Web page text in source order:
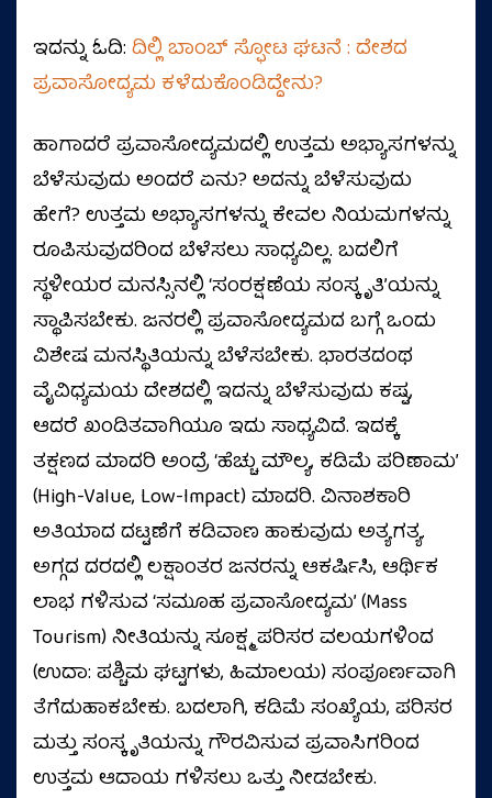
ಇದನ್ನು ಓದಿ:ದಿಲ್ಲಿ ಬಾಂಬ್ ಸ್ಫೋಟ ಘಟನೆ : ದೇಶದ
ಪ್ರವಾಸೋದ್ಯಮ ಕಳೆದುಕೊಂಡಿದ್ದೇನು?
ಹಾಗಾದರೆ ಪ್ರವಾಸೋದ್ಯಮದಲ್ಲಿ ಉತ್ತಮ ಅಭ್ಯಾಸಗಳನ್ನು
ಬೆಳೆಸುವುದು ಅಂದರೆ ಏನು? ಅದನ್ನು ಬೆಳೆಸುವುದು
ಹೇಗೆ? ಉತ್ತಮ ಅಭ್ಯಾಸಗಳನ್ನು ಕೇವಲ ನಿಯಮಗಳನ್ನು
ರೂಪಿಸುವುದರಿಂದ ಬೆಳೆಸಲು ಸಾಧ್ಯವಿಲ್ಲ. ಬದಲಿಗೆ
ಸ್ಥಳೀಯರ ಮನಸ್ಸಿನಲ್ಲಿ ‘ಸಂರಕ್ಷಣೆಯ ಸಂಸ್ಕೃತಿ’ಯನ್ನು
ಸ್ಥಾಪಿಸಬೇಕು. ಜನರಲ್ಲಿ ಪ್ರವಾಸೋದ್ಯಮದ ಬಗ್ಗೆ ಒಂದು
ವಿಶೇಷ ಮನಸ್ಥಿತಿಯನ್ನು ಬೆಳೆಸಬೇಕು. ಭಾರತದಂಥ
ವೈವಿಧ್ಯಮಯ ದೇಶದಲ್ಲಿ ಇದನ್ನು ಬೆಳೆಸುವುದು ಕಷ್ಟ,
ಆದರೆ ಖಂಡಿತವಾಗಿಯೂ ಇದು ಸಾಧ್ಯವಿದೆ. ಇದಕ್ಕೆ
ತಕ್ಷಣದ ಮಾದರಿ ಅಂದ್ರೆ ‘ಹೆಚ್ಚು ಮೌಲ್ಯ, ಕಡಿಮೆ ಪರಿಣಾಮ’
(High-Value, Low-Impact) ಮಾದರಿ. ವಿನಾಶಕಾರಿ
ಅತಿಯಾದ ದಟ್ಟಣೆಗೆ ಕಡಿವಾಣ ಹಾಕುವುದು ಅತ್ಯಗತ್ಯ.
ಅಗ್ಗದ ದರದಲ್ಲಿ ಲಕ್ಷಾಂತರ ಜನರನ್ನು ಆಕರ್ಷಿಸಿ, ಆರ್ಥಿಕ
ಲಾಭ ಗಳಿಸುವ ‘ಸಮೂಹ ಪ್ರವಾಸೋದ್ಯಮ’ (Mass
Tourism) ನೀತಿಯನ್ನು ಸೂಕ್ಷ್ಮ ಪರಿಸರ ವಲಯಗಳಿಂದ
(ಉದಾ: ಪಶ್ಚಿಮ ಘಟ್ಟಗಳು, ಹಿಮಾಲಯ) ಸಂಪೂರ್ಣವಾಗಿ
ತೆಗೆದುಹಾಕಬೇಕು. ಬದಲಾಗಿ, ಕಡಿಮೆ ಸಂಖ್ಯೆಯ, ಪರಿಸರ
ಮತ್ತು ಸಂಸ್ಕೃತಿಯನ್ನು ಗೌರವಿಸುವ ಪ್ರವಾಸಿಗರಿಂದ
ಉತ್ತಮ ಆದಾಯ ಗಳಿಸಲು ಒತ್ತು ನೀಡಬೇಕು.